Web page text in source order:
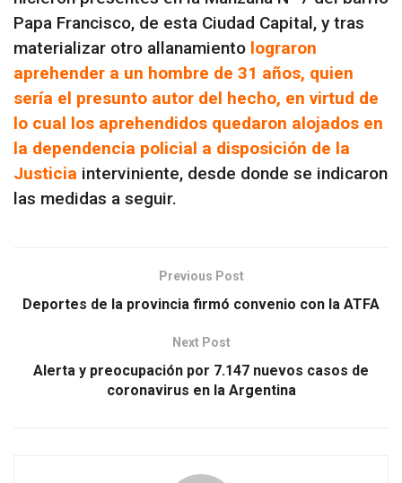
Papa Francisco, de esta Ciudad Capital, y tras
materializar otro allanamiento lograron
aprehender a un hombre de 31 años, quien
sería el presunto autor del hecho, en virtud de
lo cual los aprehendidos quedaron alojados en
la dependencia policial a disposición de la
Justicia interviniente, desde donde se indicaron
las medidas a seguir.
Previous Post
Deportes de la provincia firmó convenio con la ATFA
Next Post
Alerta y preocupación por 7.147 nuevos casos de
coronavirus en la Argentina